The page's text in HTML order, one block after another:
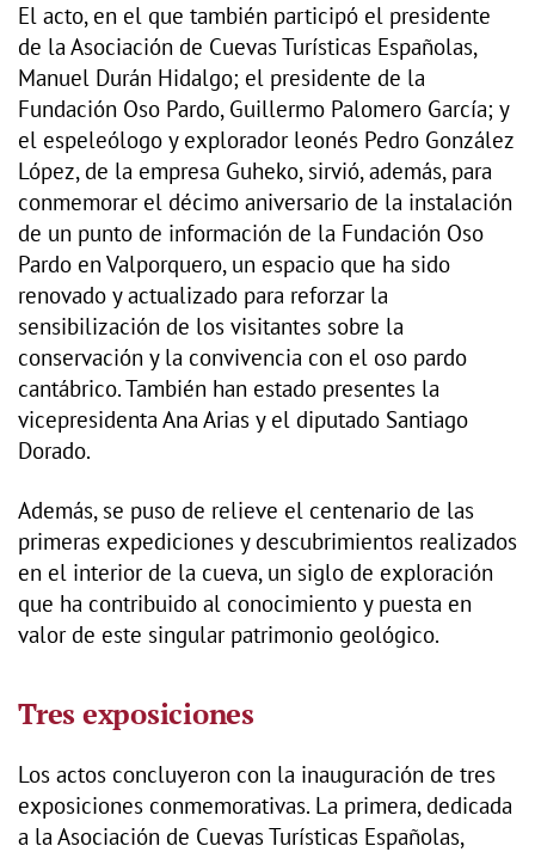
El acto, en el que también participó el presidente
de la Asociación de Cuevas Turísticas Españolas,
Manuel Durán Hidalgo; el presidente de la
Fundación Oso Pardo, Guillermo Palomero García; y
el espeleólogo y explorador leonés Pedro González
López, de la empresa Guheko, sirvió, además, para
conmemorar el décimo aniversario de la instalación
de un punto de información de la Fundación Oso
Pardo en Valporquero, un espacio que ha sido
renovado y actualizado para reforzar la
sensibilización de los visitantes sobre la
conservación y la convivencia con el oso pardo
cantábrico. También han estado presentes la
vicepresidenta Ana Arias y el diputado Santiago
Dorado.
Además, se puso de relieve el centenario de las
primeras expediciones y descubrimientos realizados
en el interior de la cueva, un siglo de exploración
que ha contribuido al conocimiento y puesta en
valor de este singular patrimonio geológico.
Tres exposiciones
Los actos concluyeron con la inauguración de tres
exposiciones conmemorativas. La primera, dedicada
a la Asociación de Cuevas Turísticas Españolas,